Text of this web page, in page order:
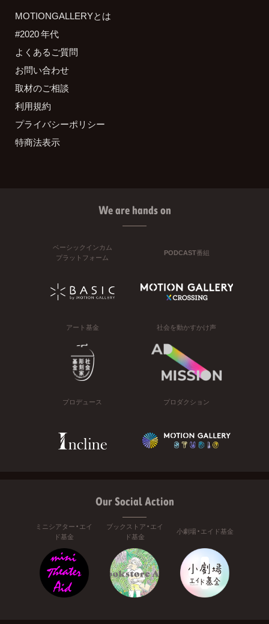
MOTIONGALLERYとは
#2020 年代
よくあるご質問
お問い合わせ
取材のご相談
利用規約
プライバシーポリシー
特商法表示
We are hands on
ベーシックインカム
プラットフォーム
PODCAST番組
アート基金 社会を動かすかけ声
プロデュース プロダクション
Our Social Action
ミニシアター・エイ
ド基金
ブックストア・エイ
ド基金
小劇場・エイド基金